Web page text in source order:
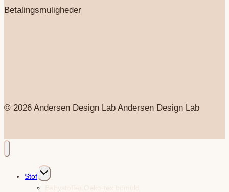
Betalingsmuligheder
© 2026 Andersen Design Lab Andersen Design Lab
Stof
Skift
undermenu